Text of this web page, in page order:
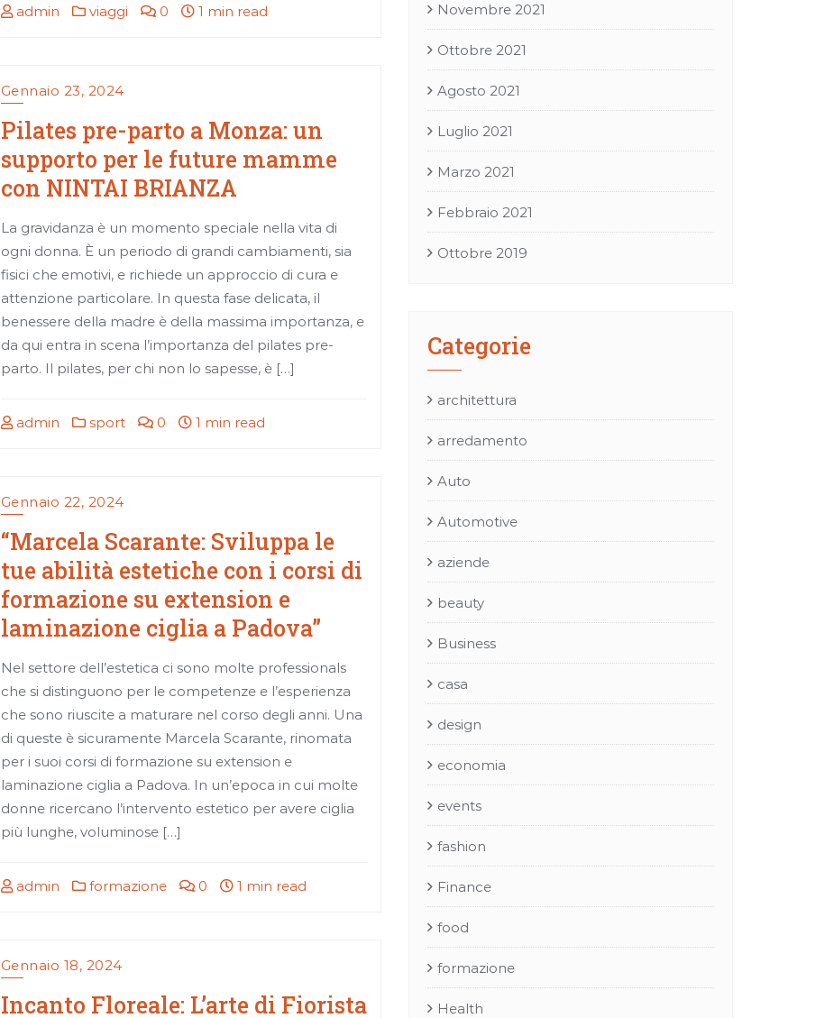
admin viaggi 0 1 min read
Gennaio 23, 2024
Pilates pre-parto a Monza: un
supporto per le future mamme
con NINTAI BRIANZA
La gravidanza è un momento speciale nella vita di
ogni donna. È un periodo di grandi cambiamenti, sia
fisici che emotivi, e richiede un approccio di cura e
attenzione particolare. In questa fase delicata, il
benessere della madre è della massima importanza, e
da qui entra in scena l’importanza del pilates pre-
parto. Il pilates, per chi non lo sapesse, è […]
admin sport 0 1 min read
Gennaio 22, 2024
“Marcela Scarante: Sviluppa le
tue abilità estetiche con i corsi di
formazione su extension e
laminazione ciglia a Padova”
Nel settore dell’estetica ci sono molte professionals
che si distinguono per le competenze e l’esperienza
che sono riuscite a maturare nel corso degli anni. Una
di queste è sicuramente Marcela Scarante, rinomata
per i suoi corsi di formazione su extension e
laminazione ciglia a Padova. In un’epoca in cui molte
donne ricercano l’intervento estetico per avere ciglia
più lunghe, voluminose […]
admin formazione 0 1 min read
Gennaio 18, 2024
Incanto Floreale: L’arte di Fiorista
Novembre 2021
Ottobre 2021
Agosto 2021
Luglio 2021
Marzo 2021
Febbraio 2021
Ottobre 2019
Categorie
architettura
arredamento
Auto
Automotive
aziende
beauty
Business
casa
design
economia
events
fashion
Finance
food
formazione
Health